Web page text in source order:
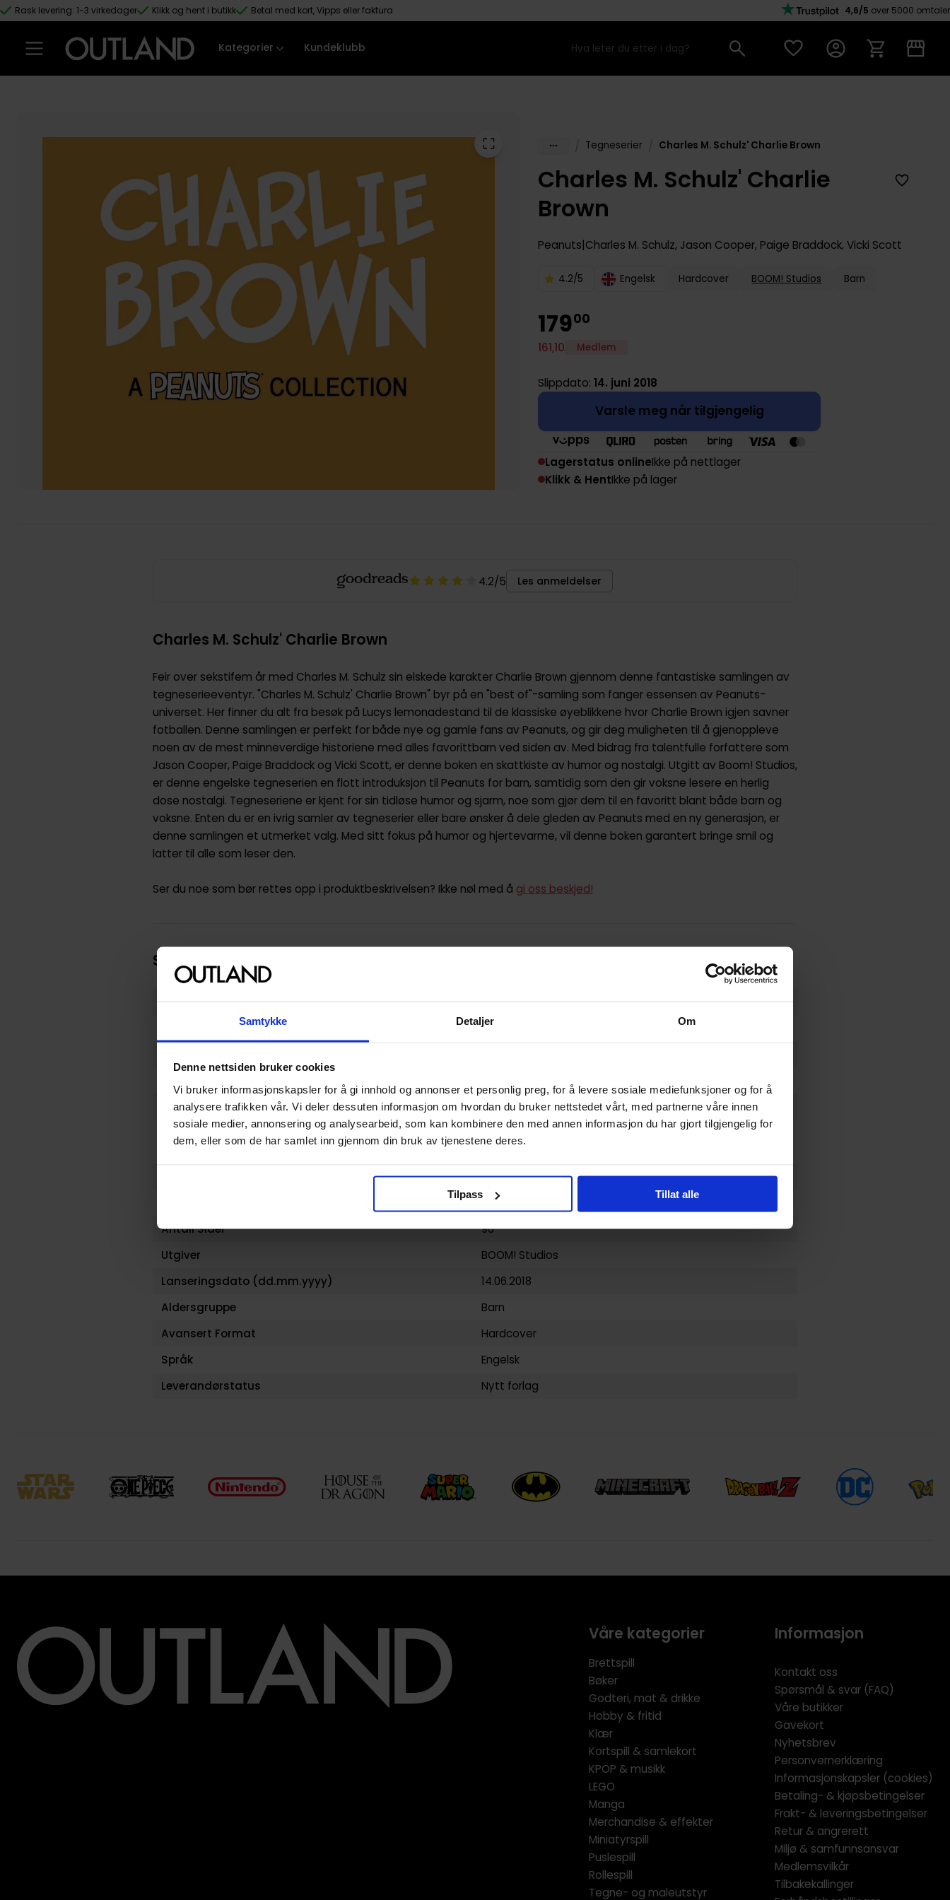
Samtykke Detaljer Om
Denne nettsiden bruker cookies
Vi bruker informasjonskapsler for å gi innhold og annonser et personlig preg, for å levere sosiale mediefunksjoner og for å
analysere trafikken vår. Vi deler dessuten informasjon om hvordan du bruker nettstedet vårt, med partnerne våre innen
sosiale medier, annonsering og analysearbeid, som kan kombinere den med annen informasjon du har gjort tilgjengelig for
dem, eller som de har samlet inn gjennom din bruk av tjenestene deres.
Tilpass Tillat alle
Hopp til hovedinnhold
Rask levering: 1-3 virkedager Klikk og hent i butikk Betal med kort, Vipps eller faktura 4,6/5 over 5000 omtaler
Kategorier Kundeklubb
Tegneserier Charles M. Schulz' Charlie Brown
Charles M. Schulz' Charlie
Brown
Peanuts Charles M. Schulz, Jason Cooper, Paige Braddock,Vicki Scott
4.2/5 Engelsk Hardcover BOOM! Studios Barn
17900
161,10 Medlem
Slippdato:14. juni 2018
Varsle meg når tilgjengelig
Lagerstatus onlineIkke på nettlager
Klikk & HentIkke på lager
4.2/5 Les anmeldelser
Charles M. Schulz' Charlie Brown
Feir over sekstifem år med Charles M. Schulz sin elskede karakter Charlie Brown gjennom denne fantastiske samlingen av
tegneserieeventyr. "Charles M. Schulz' Charlie Brown" byr på en "best of"-samling som fanger essensen av Peanuts-
universet. Her finner du alt fra besøk på Lucys lemonadestand til de klassiske øyeblikkene hvor Charlie Brown igjen savner
fotballen. Denne samlingen er perfekt for både nye og gamle fans av Peanuts, og gir deg muligheten til å gjenoppleve
noen av de mest minneverdige historiene med alles favorittbarn ved siden av. Med bidrag fra talentfulle forfattere som
Jason Cooper, Paige Braddock og Vicki Scott, er denne boken en skattkiste av humor og nostalgi. Utgitt av Boom! Studios,
er denne engelske tegneserien en flott introduksjon til Peanuts for barn, samtidig som den gir voksne lesere en herlig
dose nostalgi. Tegneseriene er kjent for sin tidløse humor og sjarm, noe som gjør dem til en favoritt blant både barn og
voksne. Enten du er en ivrig samler av tegneserier eller bare ønsker å dele gleden av Peanuts med en ny generasjon, er
denne samlingen et utmerket valg. Med sitt fokus på humor og hjertevarme, vil denne boken garantert bringe smil og
latter til alle som leser den.
Ser du noe som bør rettes opp i produktbeskrivelsen? Ikke nøl med å gi oss beskjed!
Spesifikasjoner
0.374000
Serie
Peanuts
Forfattere
Charles M. Schulz,Jason Cooper,Paige Braddockog Vicki
Humor
Vicki Scott, Paige Braddock
Antall Sider
96
Utgiver
BOOM! Studios
Lanseringsdato (dd.mm.yyyy)
14.06.2018
Aldersgruppe
Barn
Avansert Format
Hardcover
Språk
Engelsk
Leverandørstatus
Nytt forlag
Våre kategorier
Brettspill
Bøker
Godteri, mat & drikke
Hobby & fritid
Klær
Kortspill & samlekort
KPOP & musikk
LEGO
Manga
Merchandise & effekter
Miniatyrspill
Puslespill
Rollespill
Tegne- og maleutstyr
Informasjon
Kontakt oss
Spørsmål & svar (FAQ)
Våre butikker
Gavekort
Nyhetsbrev
Personvernerklæring
Informasjonskapsler (cookies)
Betaling- & kjøpsbetingelser
Frakt- & leveringsbetingelser
Retur & angrerett
Miljø & samfunnsansvar
Medlemsvilkår
Tilbakekallinger